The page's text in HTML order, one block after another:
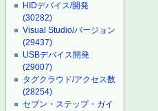
HIDデバイス/開発
(30282)
Visual Studio/バージョン
(29437)
USBデバイス開発
(29007)
タグクラウド/アクセス数
(28254)
セブン・ステップ・ガイ